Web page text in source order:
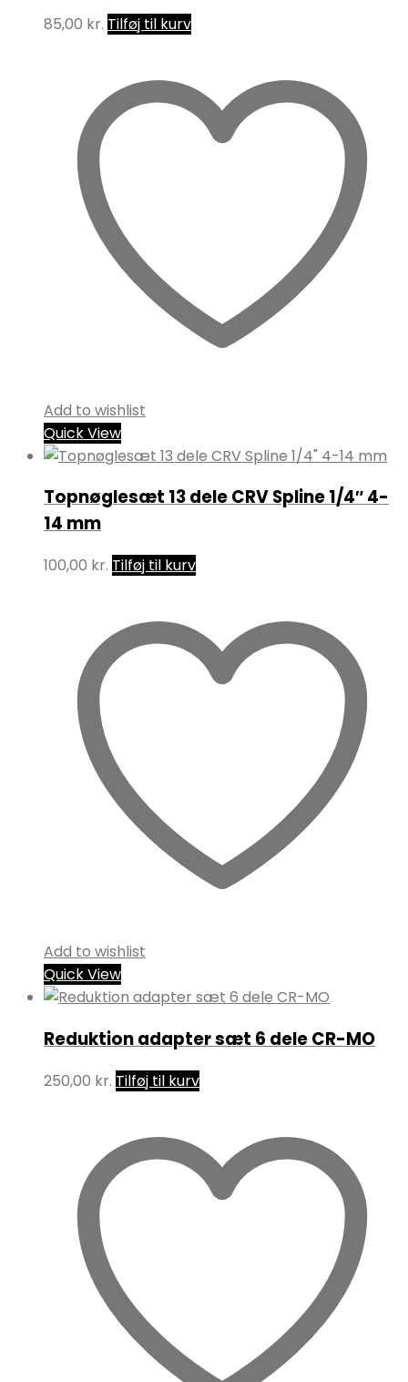
85,00 kr. Tilføj til kurv
Add to wishlist
Quick View
Topnøglesæt 13 dele CRV Spline 1/4″ 4-
14 mm
100,00 kr. Tilføj til kurv
Add to wishlist
Quick View
Reduktion adapter sæt 6 dele CR-MO
250,00 kr. Tilføj til kurv